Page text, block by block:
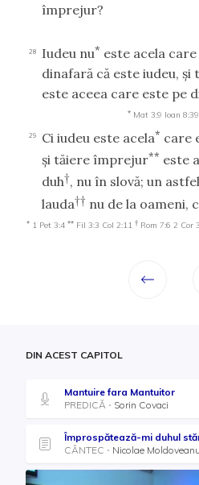
împrejur?
28 Iudeu nu* este acela
dinafară că este iudeu,
este aceea care este pe
* Mat 3:9 Ioan 8:39
29 Ci iudeu este acela* care
şi tăiere împrejur** este
duh†, nu în slovă; un
lauda†† nu de la oameni,
* 1 Pet 3:4 ** Fil 3:3 Col 2:11 † Rom 7:6 2 Cor
DIN ACEST CAPITOL
Mantuire fara Mantuitor
PREDICĂ
Sorin Covaci
Împrospătează-mi duhul
CÂNTEC
Nicolae Moldoveanu